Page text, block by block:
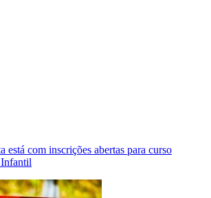
está com inscrições abertas para curso